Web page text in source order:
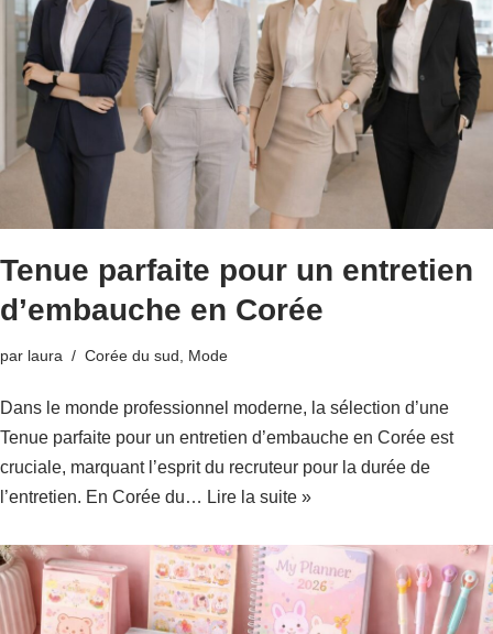
Tenue parfaite pour un entretien
d’embauche en Corée
par laura Corée du sud Mode
Dans le monde professionnel moderne, la sélection d’une
Tenue parfaite pour un entretien d’embauche en Corée est
cruciale, marquant l’esprit du recruteur pour la durée de
l’entretien. En Corée du… Lire la suite »